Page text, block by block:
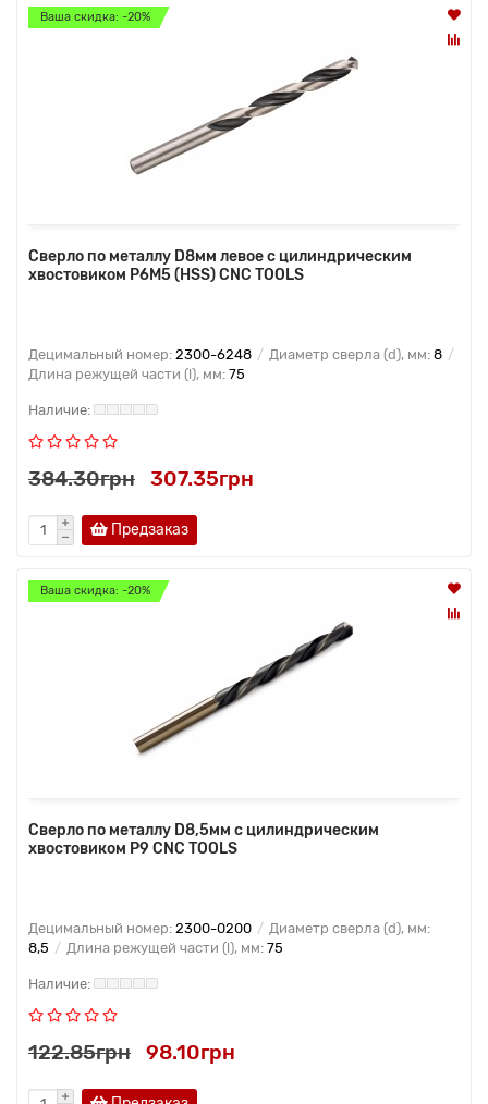
Ваша скидка: -20%
Сверло по металлу D8мм левое с цилиндрическим
хвостовиком Р6М5 (HSS) CNC TOOLS
Децимальный номер: 2300-6248 Диаметр сверла (d), мм: 8
Длина режущей части (l), мм: 75
384.30грн 307.35грн
Предзаказ
Ваша скидка: -20%
Сверло по металлу D8,5мм с цилиндрическим
хвостовиком Р9 CNC TOOLS
Децимальный номер: 2300-0200
Диаметр сверла (d), мм:
8,5
Длина режущей части (l), мм: 75
122.85грн 98.10грн